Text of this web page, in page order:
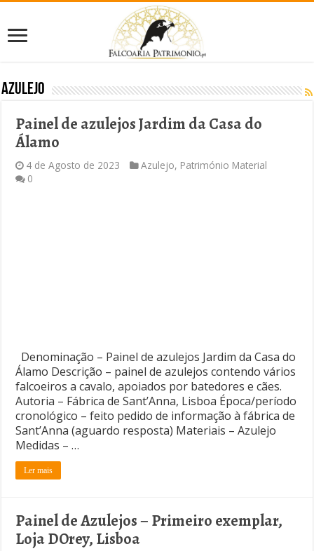
Azulejo
Painel de azulejos Jardim da Casa do
Álamo
4 de Agosto de 2023 Azulejo, Património Material
0
Denominação – Painel de azulejos Jardim da Casa do
Álamo Descrição – painel de azulejos contendo vários
falcoeiros a cavalo, apoiados por batedores e cães.
Autoria – Fábrica de Sant’Anna, Lisboa Época/período
cronológico – feito pedido de informação à fábrica de
Sant’Anna (aguardo resposta) Materiais – Azulejo
Medidas – …
Ler mais
Painel de Azulejos – Primeiro exemplar,
Loja DOrey, Lisboa